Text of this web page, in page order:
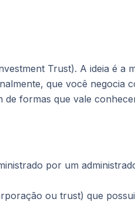
Trust). A ideia é a
que você negocia
de formas que vale
por um
ou trust) que